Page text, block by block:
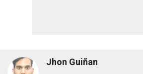
Jhon Guiñan